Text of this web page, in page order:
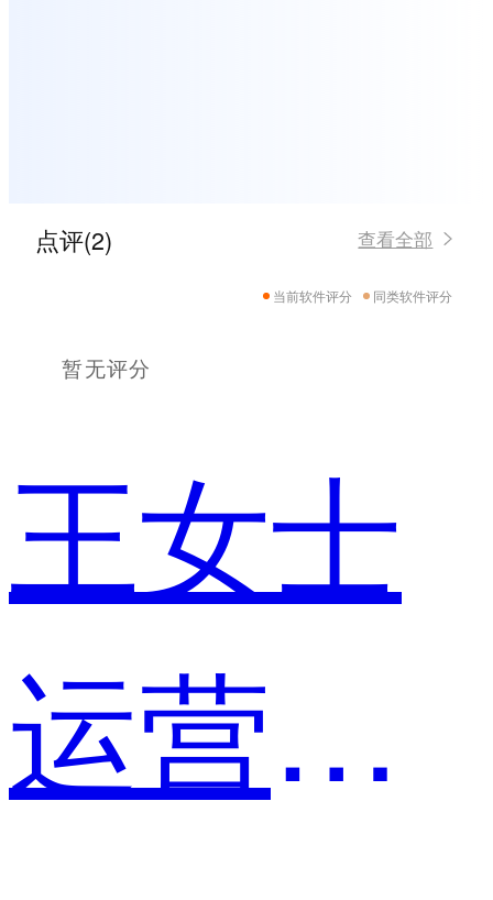
点评(2) 查看全部
当前软件评分 同类软件评分
暂无评分
王女士
运营经理